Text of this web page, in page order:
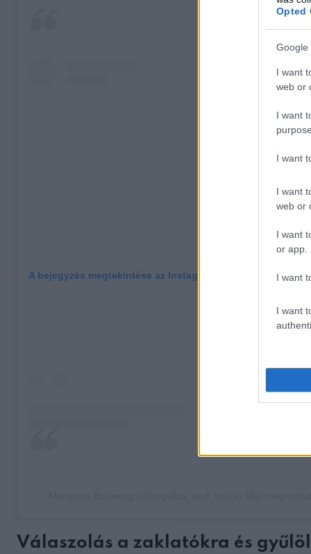
Opted
Google
I want
web or
I want
I want
I want
web or
I want
or app.
I want
I want
A bejegyzés megtekintése az Instagramon
Válaszolás a zaklatókra és